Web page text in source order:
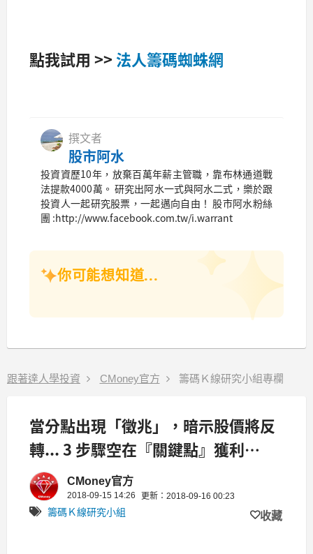
點我試用 >> 法人籌碼蜘蛛網
撰文者
股市阿水
投資資歷10年，放棄百萬年薪主管職，靠布林通道戰
法提款4000萬。 研究出阿水一式與阿水二式，樂於跟
投資人一起研究股票，一起邁向自由！ 股市阿水粉絲
團 :http://www.facebook.com.tw/i.warrant
你可能想知道...
跟著達人學投資 CMoney官方 籌碼Ｋ線研究小組專欄
當分點出現「徵兆」，暗示股價將反
轉... 3 步驟空在『關鍵點』獲利
15%！CMoney官方
2018-09-15 14:26 更新：2018-09-16 00:23
籌碼Ｋ線研究小組 收藏